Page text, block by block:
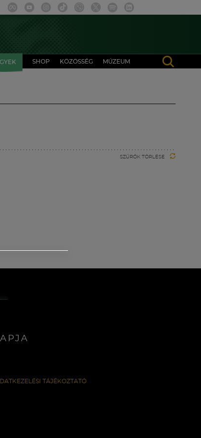
SHOP KÖZÖSSÉG MÚZEUM
SZŰRŐK TÖRLÉSE
TÁJÉKOZTATÓ